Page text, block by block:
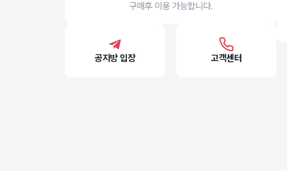
구매후 이용 가능합니다.
공지방 입장 고객센터